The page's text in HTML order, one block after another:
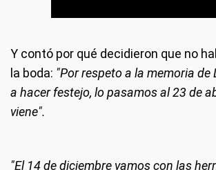
Y contó por qué decidieron que no
la boda: "Por respeto a la memoria de
a hacer festejo, lo pasamos al 23 de
viene".
"El 14 de diciembre vamos con las